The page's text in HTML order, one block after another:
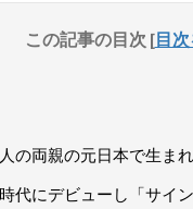
この記事の目次 [目
両親の元日本で生ま
にデビューし「サイ